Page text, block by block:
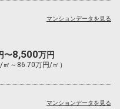
〜8,500万円
㎡～86.70万円/㎡）
マンションデータを見る
マンションデータを見る